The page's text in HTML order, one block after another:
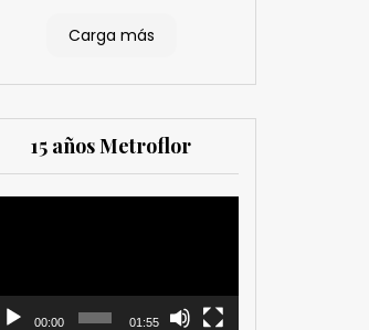
estratégica, las
sector así como los
cubrimientos de los
eventos sociales de las
compañías. Es una
que trabajan en el sector
Carga más
15 años Metroflor
00:00 01:55